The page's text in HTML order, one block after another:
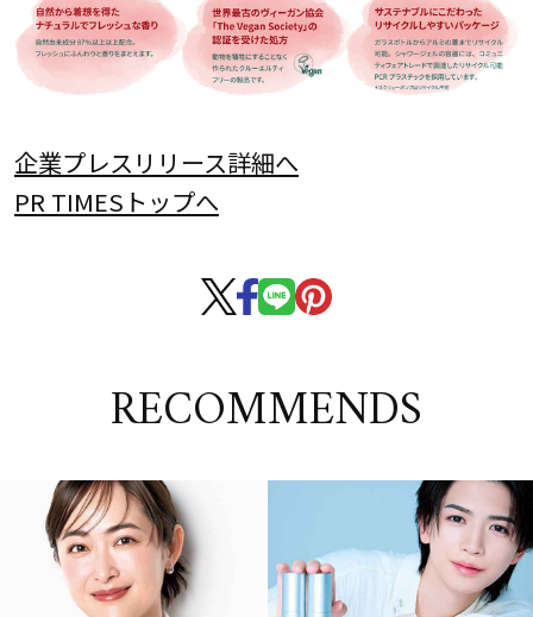
企業プレスリリース詳細へ
PR TIMESトップへ
RECOMMENDS